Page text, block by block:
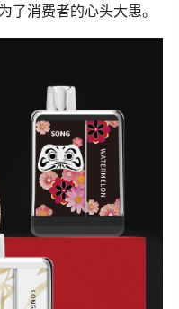
了消费者的心头大患。